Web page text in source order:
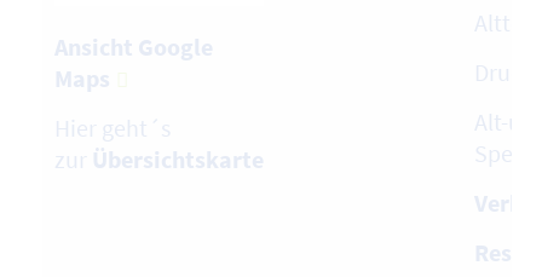
Ansicht Google
Maps
Hier geht´s
zur Übersichtskarte
Alt-